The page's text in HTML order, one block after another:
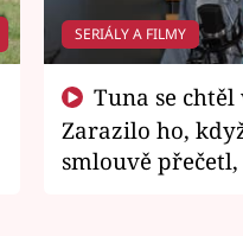
SERIÁLY A FILMY
Zarazilo ho,
smlouvě přečetl,